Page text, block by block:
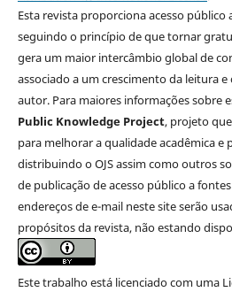
Esta revista proporciona acesso
seguindo o princípio de que tornar
gera um maior intercâmbio global de
associado a um crescimento da leitura
autor. Para maiores informações sobre
Public Knowledge Project, projeto
para melhorar a qualidade acadêmica e
distribuindo o OJS assim como outros
de publicação de acesso público a
endereços de e-mail neste site serão
propósitos da revista, não estando
Este trabalho está licenciado com uma